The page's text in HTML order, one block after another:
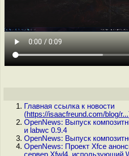
Главная ссылка к новости
(https://isaacfreund.com/blog/r...
OpenNews: Выпуск
и labwc 0.9.4
OpenNews: Выпуск
OpenNews: Проект Xfce